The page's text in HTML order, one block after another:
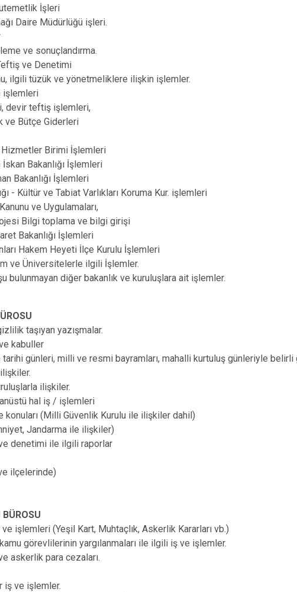
İşleri
Daire Müdürlüğü işleri.
ve sonuçlandırma.
ve Denetimi
ilgili tüzük ve yönetmeliklere ilişkin işlemler.
işlemleri
devir teftiş işlemleri,
ve Bütçe Giderleri
Hizmetler Birimi İşlemleri
İskan Bakanlığı İşlemleri
Bakanlığı İşlemleri
- Kültür ve Tabiat Varlıkları Koruma Kur. işlemleri
ve Uygulamaları,
Bilgi toplama ve bilgi girişi
Bakanlığı İşlemleri
Hakem Heyeti İlçe Kurulu İşlemleri
ve Üniversitelerle ilgili İşlemler.
bulunmayan diğer bakanlık ve kuruluşlara ait işlemler.
taşıyan yazışmalar.
kabuller
günleri, milli ve resmi bayramları, mahalli kurtuluş günleriyle belirli
ilişkiler.
hal iş / işlemleri
konuları (Milli Güvenlik Kurulu ile ilişkiler dahil)
Jandarma ile ilişkiler)
denetimi ile ilgili raporlar
ilçelerinde)
işlemleri (Yeşil Kart, Muhtaçlık, Askerlik Kararları vb.)
görevlilerinin yargılanmaları ile ilgili iş ve işlemler.
askerlik para cezaları.
iş ve işlemler.